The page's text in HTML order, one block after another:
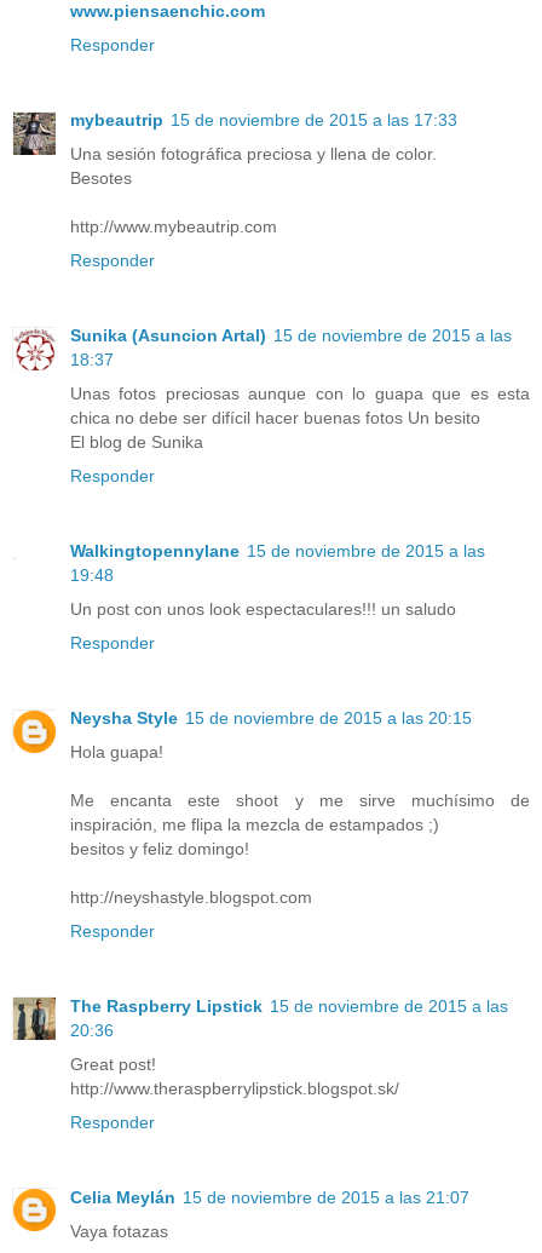
www.piensaenchic.com
Responder
mybeautrip 15 de noviembre de 2015 a las 17:33
Una sesión fotográfica preciosa y llena de color.
Besotes
http://www.mybeautrip.com
Responder
Sunika (Asuncion Artal) 15 de noviembre de 2015 a las
18:37
Unas fotos preciosas aunque con lo guapa que es esta
chica no debe ser difícil hacer buenas fotos Un besito
El blog de Sunika
Responder
Walkingtopennylane 15 de noviembre de 2015 a las
19:48
Un post con unos look espectaculares!!! un saludo
Responder
Neysha Style 15 de noviembre de 2015 a las 20:15
Hola guapa!
Me encanta este shoot y me sirve muchísimo de
inspiración, me flipa la mezcla de estampados ;)
besitos y feliz domingo!
http://neyshastyle.blogspot.com
Responder
The Raspberry Lipstick 15 de noviembre de 2015 a las
20:36
Great post!
http://www.theraspberrylipstick.blogspot.sk/
Responder
Celia Meylán 15 de noviembre de 2015 a las 21:07
Vaya fotazas